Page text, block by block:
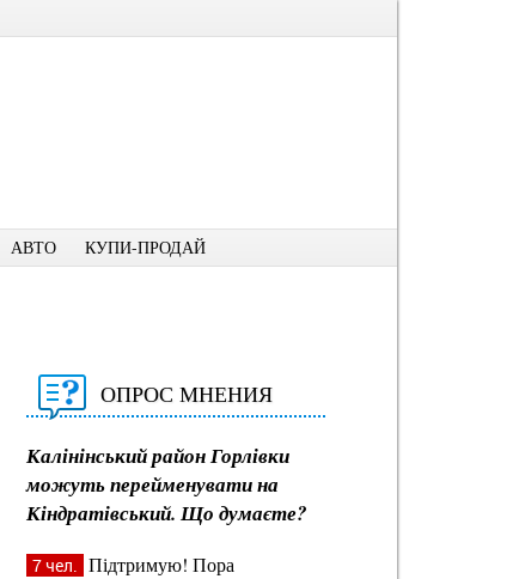
АВТО КУПИ-ПРОДАЙ
ОПРОС МНЕНИЯ
Калінінський район Горлівки
можуть перейменувати на
Кіндратівський. Що думаєте?
7 чел. Підтримую! Пора